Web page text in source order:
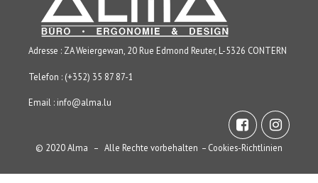
Adresse : ZA Weiergewan, 20 Rue Edmond Reuter, L-5326 CONTERN
Telefon : (+352) 35 87 87-1
Email : info@alma.lu
© 2020 Alma – Alle Rechte vorbehalten – Cookies-Richtlinien